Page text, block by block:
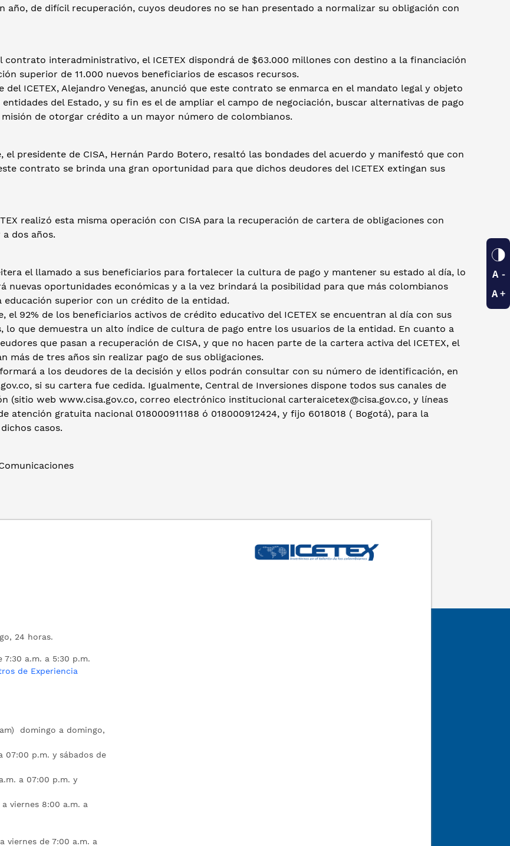
año, de difícil recuperación, cuyos deudores no se han presentado a normalizar su obligación con
contrato interadministrativo, el ICETEX dispondrá de $63.000 millones con destino a la financiación
superior de 11.000 nuevos beneficiarios de escasos recursos.
del ICETEX, Alejandro Venegas, anunció que este contrato se enmarca en el mandato legal y objeto
entidades del Estado, y su fin es el de ampliar el campo de negociación, buscar alternativas de pago
de otorgar crédito a un mayor número de colombianos.
el presidente de CISA, Hernán Pardo Botero, resaltó las bondades del acuerdo y manifestó que con
contrato se brinda una gran oportunidad para que dichos deudores del ICETEX extingan sus
realizó esta misma operación con CISA para la recuperación de cartera de obligaciones con
dos años.
el llamado a sus beneficiarios para fortalecer la cultura de pago y mantener su estado al día, lo
nuevas oportunidades económicas y a la vez brindará la posibilidad para que más colombianos
educación superior con un crédito de la entidad.
el 92% de los beneficiarios activos de crédito educativo del ICETEX se encuentran al día con sus
lo que demuestra un alto índice de cultura de pago entre los usuarios de la entidad. En cuanto a
que pasan a recuperación de CISA, y que no hacen parte de la cartera activa del ICETEX, el
más de tres años sin realizar pago de sus obligaciones.
a los deudores de la decisión y ellos podrán consultar con su número de identificación, en
si su cartera fue cedida. Igualmente, Central de Inversiones dispone todos sus canales de
(sitio web www.cisa.gov.co, correo electrónico institucional carteraicetex@cisa.gov.co, y líneas
atención gratuita nacional 018000911188 ó 018000912424, y fijo 6018018 ( Bogotá), para la
casos.
24 horas.
7:30 a.m. a 5:30 p.m.
de Experiencia
domingo a domingo,
07:00 p.m. y sábados de
a 07:00 p.m. y
a viernes 8:00 a.m. a
viernes de 7:00 a.m. a